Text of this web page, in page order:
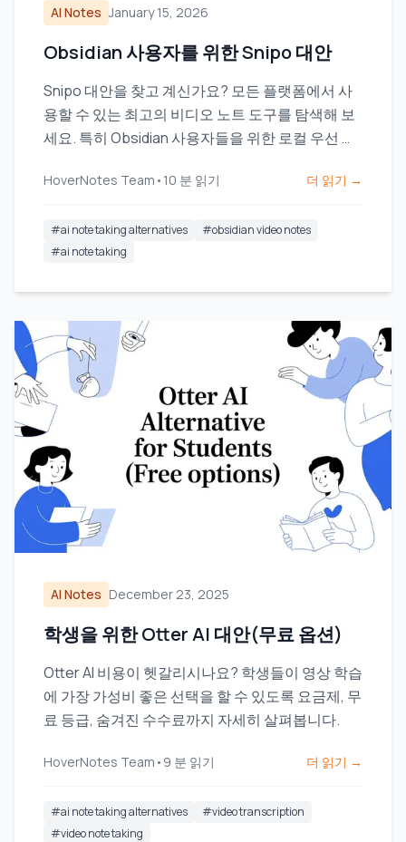
AI Notes January 15, 2026
Obsidian 사용자를 위한 Snipo 대안
Snipo 대안을 찾고 계신가요? 모든 플랫폼에서 사
용할 수 있는 최고의 비디오 노트 도구를 탐색해 보
세요. 특히 Obsidian 사용자들을 위한 로컬 우선 저
HoverNotes Team • 10 분 읽기 더 읽기 →
#ai note taking alternatives #obsidian video notes
#ai note taking
AI Notes December 23, 2025
학생을 위한 Otter AI 대안(무료 옵션)
Otter AI 비용이 헷갈리시나요? 학생들이 영상 학습
에 가장 가성비 좋은 선택을 할 수 있도록 요금제, 무
료 등급, 숨겨진 수수료까지 자세히 살펴봅니다.
HoverNotes Team • 9 분 읽기 더 읽기 →
#ai note taking alternatives #video transcription
#video note taking